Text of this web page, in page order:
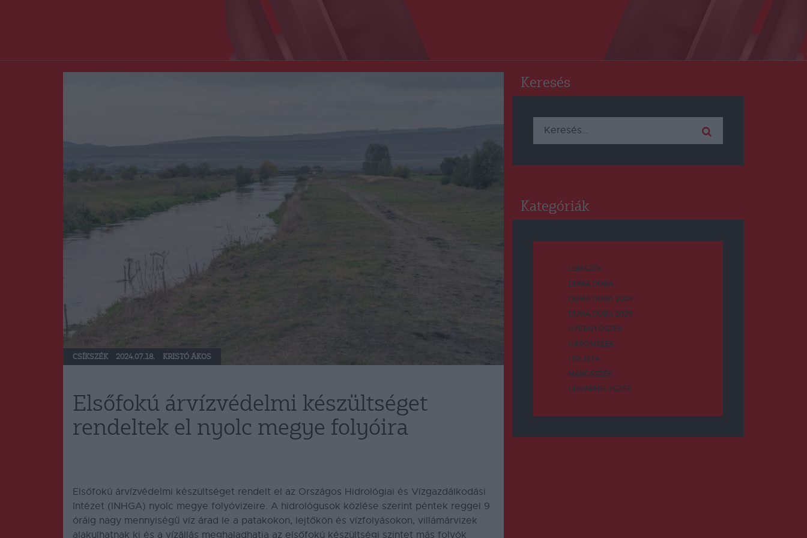
CSÍKSZÉK 2024.07.18. KRISTÓ ÁKOS
Elsőfokú árvízvédelmi készültséget
rendeltek el nyolc megye folyóira
Elsőfokú árvízvédelmi készültséget rendelt el az Országos Hidrológiai és Vízgazdálkodási
Intézet (INHGA) nyolc megye folyóvizeire. A hidrológusok közlése szerint péntek reggel 9
óráig nagy mennyiségű víz árad le a patakokon, lejtőkön és vízfolyásokon, villámárvizek
alakulhatnak ki és a vízállás meghaladhatja az elsőfokú készültségi szintet más folyók
Keresés
Keresés:
Kategóriák
CSÍKSZÉK
DUMA DUBA
DUMA DUBA 2024
DUMA DUBA 2026
GYERGYÓSZÉK
HÁROMSZÉK
HÍRLISTA
MAROSSZÉK
UDVARHELYSZÉK